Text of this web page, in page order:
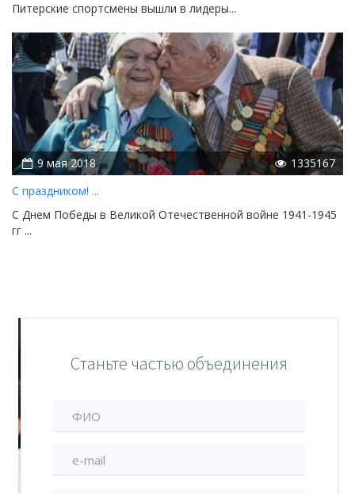
Питерские спортсмены вышли в лидеры...
9 мая 2018
1335167
С праздником! ...
С Днем Победы в Великой Отечественной войне 1941-1945
гг ...
Станьте частью объединения